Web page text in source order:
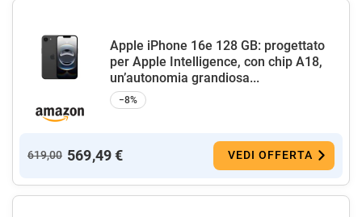
Apple iPhone 16e 128 GB: progettato
per Apple Intelligence, con chip A18,
un’autonomia grandiosa...
−8%
619,00 569,49 € VEDI OFFERTA